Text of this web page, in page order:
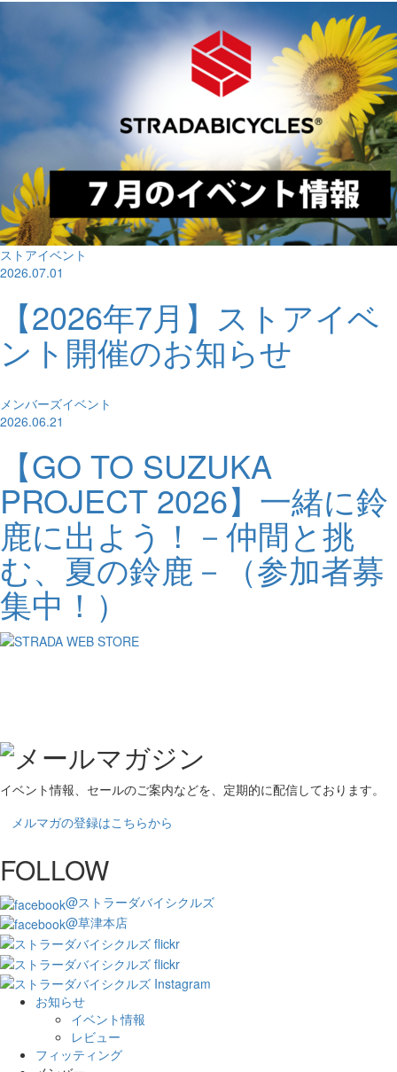
ストアイベント
2026.07.01
【2026年7月】ストアイベ
ント開催のお知らせ
メンバーズイベント
2026.06.21
【GO TO SUZUKA
PROJECT 2026】一緒に鈴
鹿に出よう！－仲間と挑
む、夏の鈴鹿－（参加者募
集中！）
イベント情報、セールのご案内などを、定期的に配信しております。
メルマガの登録はこちらから
FOLLOW
@ストラーダバイシクルズ
@草津本店
お知らせ
イベント情報
レビュー
フィッティング